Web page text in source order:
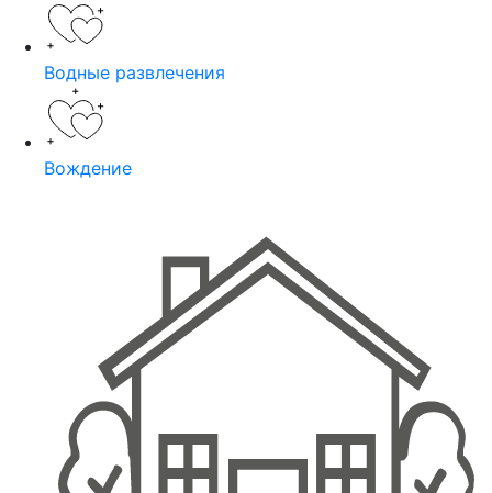
Водные развлечения
Вождение